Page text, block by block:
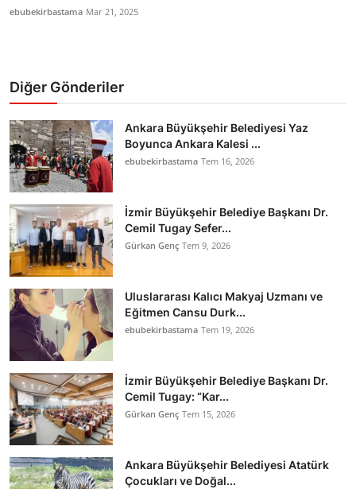
ebubekirbastama Mar 21, 2025
Diğer Gönderiler
Ankara Büyükşehir Belediyesi Yaz
Boyunca Ankara Kalesi ...
ebubekirbastama Tem 16, 2026
İzmir Büyükşehir Belediye Başkanı Dr.
Cemil Tugay Sefer...
Gürkan Genç Tem 9, 2026
Uluslararası Kalıcı Makyaj Uzmanı ve
Eğitmen Cansu Durk...
ebubekirbastama Tem 19, 2026
İzmir Büyükşehir Belediye Başkanı Dr.
Cemil Tugay: “Kar...
Gürkan Genç Tem 15, 2026
Ankara Büyükşehir Belediyesi Atatürk
Çocukları ve Doğal...